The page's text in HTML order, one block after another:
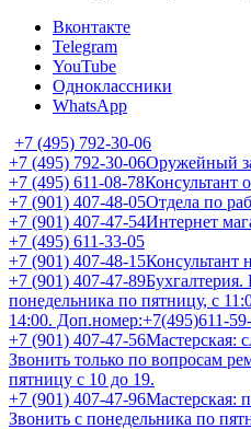
Вконтакте
Telegram
YouTube
Одноклассники
WhatsApp
+7 (495) 792-30-06
+7 (495) 792-30-06Оружейный
+7 (495) 611-08-78Консультант
+7 (901) 407-48-05Отдела по
+7 (901) 407-47-54Интернет
+7 (495) 611-33-05
+7 (901) 407-48-15Консультант
+7 (901) 407-47-89Бухгалтерия.
понедельника по пятницу, с
14:00. Доп.номер:+7(495)611-
+7 (901) 407-47-56Мастерская:
Звонить только по вопросам
пятницу с 10 до 19.
+7 (901) 407-47-96Мастерская:
Звонить с понедельника по